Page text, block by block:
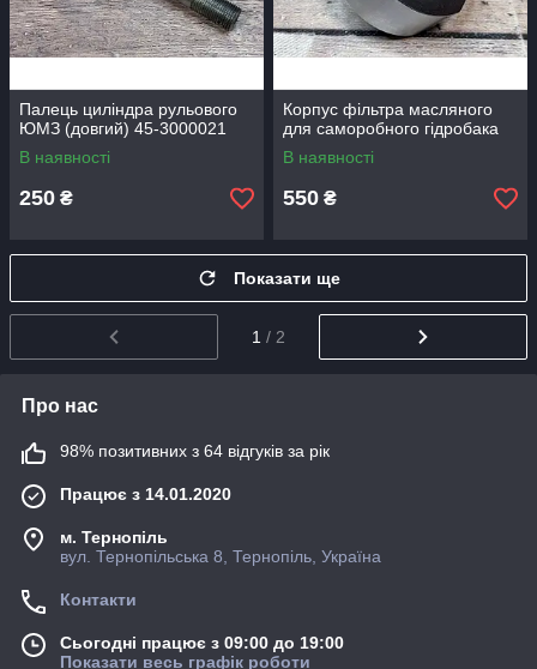
Палець циліндра рульового
ЮМЗ (довгий) 45-3000021
В наявності
250 ₴
Корпус фільтра масляного
для саморобного гідробака
В наявності
550 ₴
Показати ще
1 / 2
Про нас
98% позитивних з 64 відгуків за рік
Працює з 14.01.2020
м. Тернопіль
вул. Тернопільська 8, Тернопіль, Україна
Контакти
Сьогодні працює з 09:00 до 19:00
Показати весь графік роботи